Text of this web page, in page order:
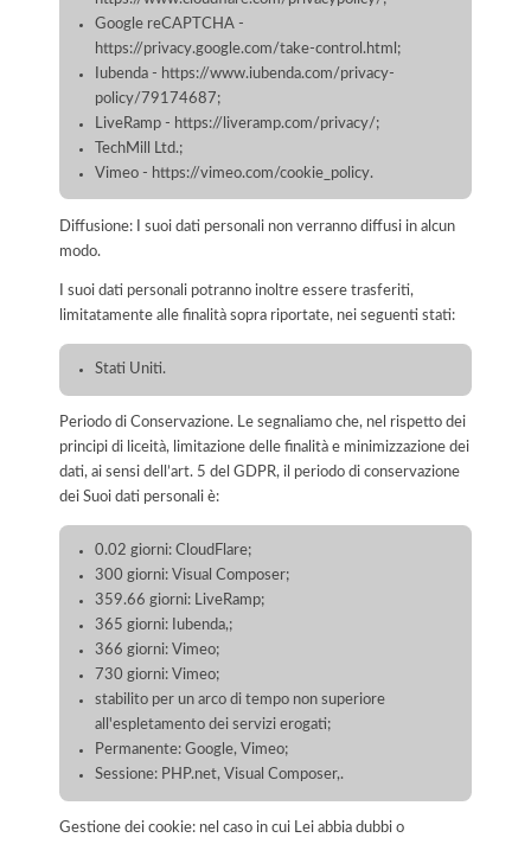
Google reCAPTCHA -
https://privacy.google.com/take-control.html;
Iubenda - https://www.iubenda.com/privacy-
policy/79174687;
LiveRamp - https://liveramp.com/privacy/;
TechMill Ltd.;
Vimeo - https://vimeo.com/cookie_policy.
Diffusione: I suoi dati personali non verranno diffusi in alcun
modo.
I suoi dati personali potranno inoltre essere trasferiti,
limitatamente alle finalità sopra riportate, nei seguenti stati:
Stati Uniti.
Periodo di Conservazione. Le segnaliamo che, nel rispetto dei
principi di liceità, limitazione delle finalità e minimizzazione dei
dati, ai sensi dell’art. 5 del GDPR, il periodo di conservazione
dei Suoi dati personali è:
0.02 giorni: CloudFlare;
300 giorni: Visual Composer;
359.66 giorni: LiveRamp;
365 giorni: Iubenda,;
366 giorni: Vimeo;
730 giorni: Vimeo;
stabilito per un arco di tempo non superiore
all'espletamento dei servizi erogati;
Permanente: Google, Vimeo;
Sessione: PHP.net, Visual Composer,.
Gestione dei cookie: nel caso in cui Lei abbia dubbi o